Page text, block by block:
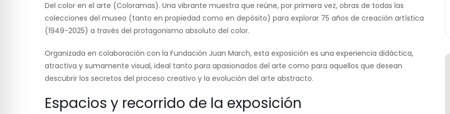
Del color en el arte (Coloramas). Una vibrante muestra que reúne, por primera vez, obras de todas las
colecciones del museo (tanto en propiedad como en depósito) para explorar 75 años de creación artística
(1949-2025) a través del protagonismo absoluto del color.
Organizada en colaboración con la Fundación Juan March, esta exposición es una experiencia didáctica,
atractiva y sumamente visual, ideal tanto para apasionados del arte como para aquellos que desean
descubrir los secretos del proceso creativo y la evolución del arte abstracto.
Espacios y recorrido de la exposición